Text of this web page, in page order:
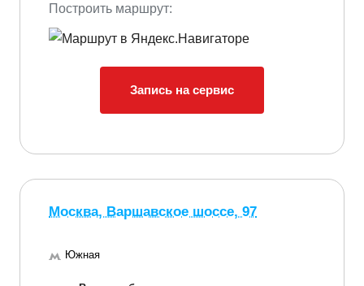
Построить маршрут:
Запись на сервис
Москва, Варшавское шоссе, 97
Южная